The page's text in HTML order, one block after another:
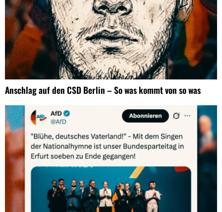
Anschlag auf den CSD Berlin – So was kommt von so was